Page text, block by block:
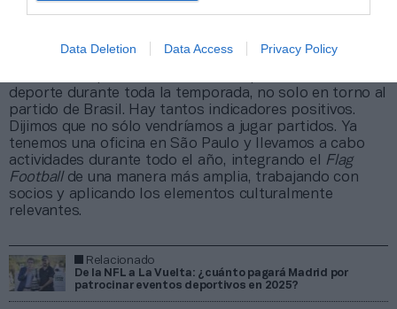
Data Deletion Data Access Privacy Policy
como en la forma en que nuestros socios allí nos han
permitido aumentar el alcance y el número de
deporte durante toda la temporada, no solo en torno al
partido de Brasil. Hay tantos indicadores positivos.
Dijimos que no sólo vendríamos a jugar partidos. Ya
tenemos una oficina en São Paulo y llevamos a cabo
actividades durante todo el año, integrando el
Flag
Footballde una manera más amplia, trabajando con
socios y aplicando los elementos culturalmente
relevantes.
Relacionado
De la NFL a La Vuelta: ¿cuánto pagará Madrid por
patrocinar eventos deportivos en 2025?